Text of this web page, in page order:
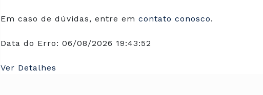
Em caso de dúvidas, entre em contato conosco.
Data do Erro: 06/08/2026 19:43:52
Ver Detalhes